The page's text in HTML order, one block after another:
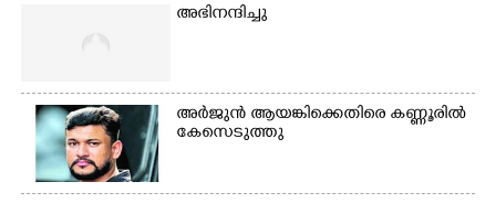
അഭിനന്ദിച്ചു
അർജുൻ ആയങ്കിക്കെതിരെ കണ്ണൂരിൽ
കേസെടുത്തു